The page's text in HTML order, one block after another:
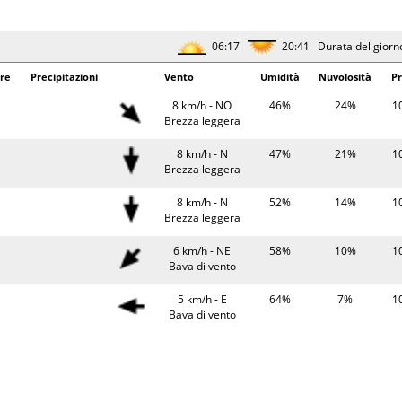
06:19 20:38 Durata del
Precipitazioni Umidità
8 km/h - SE
74%
6 km/h - S
67%
8 km/h - N
44%
9 km/h - NO
Brezza leggera
52%
06:20 20:37 Durata del
06:17 20:41 Durata del
Precipitazioni Vento Umidità Nuvolosità
8 km/h - NO
Brezza leggera
46% 24%
8 km/h - N
Brezza leggera
47% 21%
8 km/h - N
Brezza leggera
52% 14%
6 km/h - NE
Bava di vento
58% 10%
5 km/h - E
Bava di vento
64% 7%